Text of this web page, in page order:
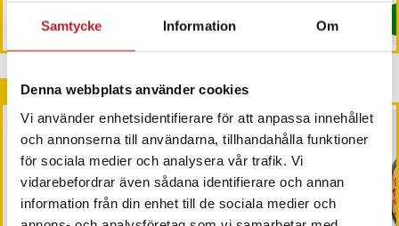
Samtycke Information Om
Denna webbplats använder cookies
Vi använder enhetsidentifierare för att anpassa innehållet
och annonserna till användarna, tillhandahålla funktioner
för sociala medier och analysera vår trafik. Vi
vidarebefordrar även sådana identifierare och annan
information från din enhet till de sociala medier och
Köp
Andra köpte också
PRESENTTIPS